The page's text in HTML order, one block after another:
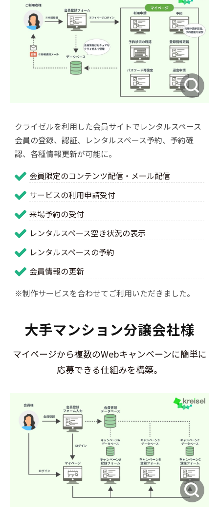
クライゼルを利用した会員サイトでレンタルスペース
会員の登録、認証、レンタルスペース予約、予約確
認、各種情報更新が可能に。
会員限定のコンテンツ配信・メール配信
サービスの利用申請受付
来場予約の受付
レンタルスペース空き状況の表示
レンタルスペースの予約
会員情報の更新
※制作サービスを合わせてご利用いただきました。
大手マンション分譲会社様
マイページから複数のWebキャンペーンに簡単に
応募できる仕組みを構築。